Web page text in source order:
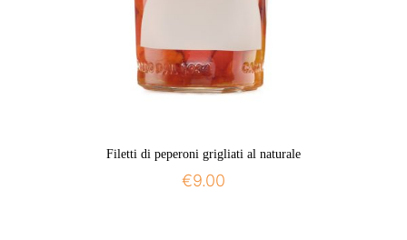
Filetti di peperoni grigliati al naturale
€9.00